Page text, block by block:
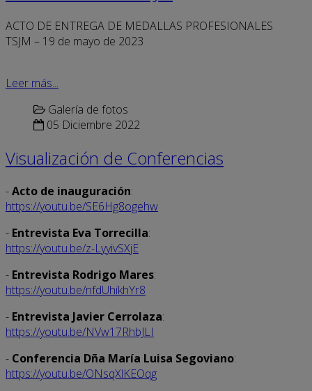
ACTO DE ENTREGA DE MEDALLAS PROFESIONALES
TSJM – 19 de mayo de 2023
Leer más...
Galería de fotos
05 Diciembre 2022
Visualización de Conferencias
-Acto de inauguración:
https://youtu.be/SE6Hg8ogehw
- Entrevista Eva Torrecilla:
https://youtu.be/z-LyyivSXjE
- Entrevista Rodrigo Mares:
https://youtu.be/nfdUhikhYr8
- Entrevista Javier Cerrolaza:
https://youtu.be/NVw17RhbJLI
- Conferencia Dña María Luisa Segoviano:
https://youtu.be/ONsqXlKEOqg